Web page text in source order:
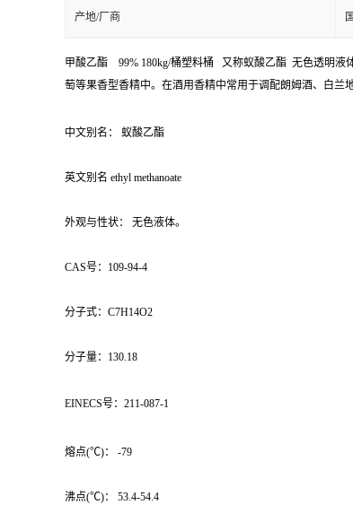
产地/厂商
甲酸乙酯 99% 180kg/桶塑料桶 又称蚁酸乙酯 无色透明液
萄等果香型香精中。在酒用香精中常用于调配朗姆酒、白兰
中文别名： 蚁酸乙酯
英文别名 ethyl methanoate
外观与性状： 无色液体。
CAS号：109-94-4
分子式：C7H14O2
分子量：130.18
EINECS号：211-087-1
熔点(℃)： -79
沸点(℃)： 53.4-54.4